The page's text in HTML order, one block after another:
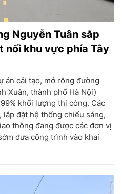
Nguyễn Tuân sắp
nối khu vực phía Tây
án cải tạo, mở rộng đường
Xuân, thành phố Hà Nội)
khối lượng thi công. Các
lắp đặt hệ thống chiếu sáng,
thông đang được các đơn vị
đưa công trình vào khai